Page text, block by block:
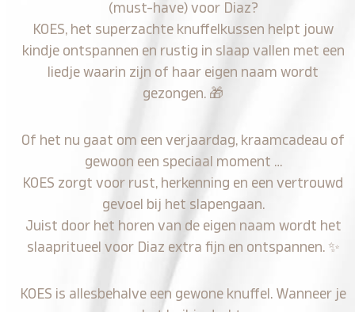
(must-have) voor Diaz?
KOES, het superzachte knuffelkussen helpt jouw
kindje ontspannen en rustig in slaap vallen met een
liedje waarin zijn of haar eigen naam wordt
gezongen. 🎁
Of het nu gaat om een verjaardag, kraamcadeau of
gewoon een speciaal moment …
KOES zorgt voor rust, herkenning en een vertrouwd
gevoel bij het slapengaan.
Juist door het horen van de eigen naam wordt het
slaapritueel voor Diaz extra fijn en ontspannen. ✨
KOES is allesbehalve een gewone knuffel. Wanneer je